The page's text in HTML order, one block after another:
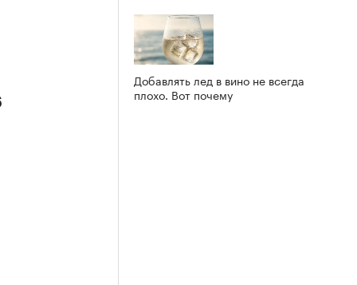
Добавлять лед в вино не всегда
плохо. Вот почему